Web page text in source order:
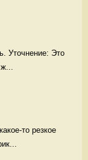
Уточнение: Это
то резкое